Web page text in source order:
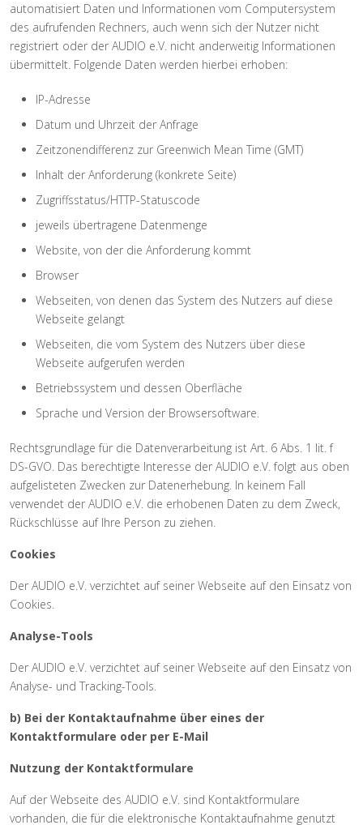
automatisiert Daten und Informationen vom Computersystem
des aufrufenden Rechners, auch wenn sich der Nutzer nicht
registriert oder der AUDIO e.V. nicht anderweitig Informationen
übermittelt. Folgende Daten werden hierbei erhoben:
IP-Adresse
Datum und Uhrzeit der Anfrage
Zeitzonendifferenz zur Greenwich Mean Time (GMT)
Inhalt der Anforderung (konkrete Seite)
Zugriffsstatus/HTTP-Statuscode
jeweils übertragene Datenmenge
Website, von der die Anforderung kommt
Browser
Webseiten, von denen das System des Nutzers auf diese
Webseite gelangt
Webseiten, die vom System des Nutzers über diese
Webseite aufgerufen werden
Betriebssystem und dessen Oberfläche
Sprache und Version der Browsersoftware.
Rechtsgrundlage für die Datenverarbeitung ist Art. 6 Abs. 1 lit. f
DS-GVO. Das berechtigte Interesse der AUDIO e.V. folgt aus oben
aufgelisteten Zwecken zur Datenerhebung. In keinem Fall
verwendet der AUDIO e.V. die erhobenen Daten zu dem Zweck,
Rückschlüsse auf Ihre Person zu ziehen.
Cookies
Der AUDIO e.V. verzichtet auf seiner Webseite auf den Einsatz von
Cookies.
Analyse-Tools
Der AUDIO e.V. verzichtet auf seiner Webseite auf den Einsatz von
Analyse- und Tracking-Tools.
b) Bei der Kontaktaufnahme über eines der
Kontaktformulare oder per E-Mail
Nutzung der Kontaktformulare
Auf der Webseite des AUDIO e.V. sind Kontaktformulare
vorhanden, die für die elektronische Kontaktaufnahme genutzt